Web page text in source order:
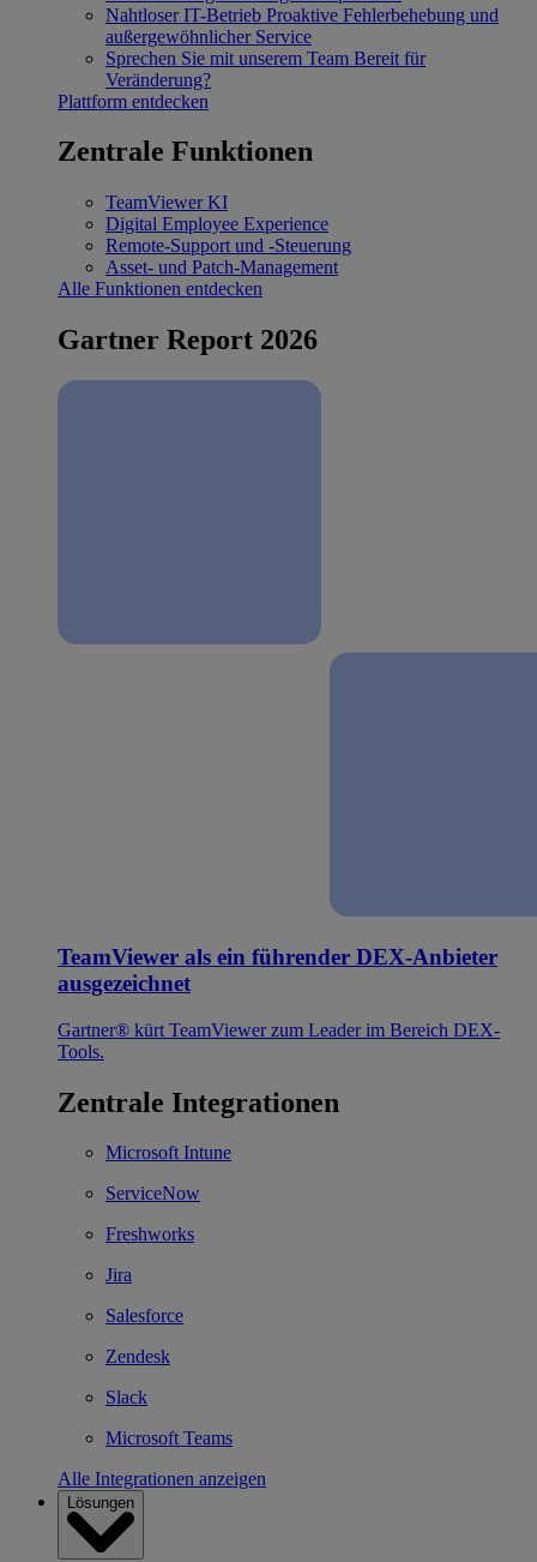
Nahtloser IT-Betrieb Proaktive Fehlerbehebung und
außergewöhnlicher Service
Sprechen Sie mit unserem Team Bereit für
Veränderung?
Plattform entdecken
Zentrale Funktionen
TeamViewer KI
Digital Employee Experience
Remote-Support und -Steuerung
Asset- und Patch-Management
Alle Funktionen entdecken
Gartner Report 2026
TeamViewer als ein führender DEX-Anbieter
ausgezeichnet
Gartner® kürt TeamViewer zum Leader im Bereich DEX-
Tools.
Zentrale Integrationen
Microsoft Intune
ServiceNow
Freshworks
Jira
Salesforce
Zendesk
Slack
Microsoft Teams
Alle Integrationen anzeigen
Lösungen